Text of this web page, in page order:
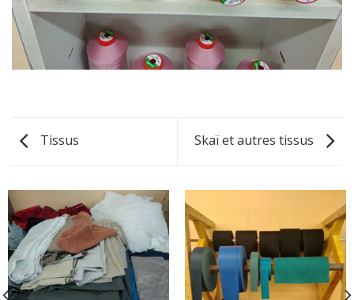
Tissus Skaï et autres tissus